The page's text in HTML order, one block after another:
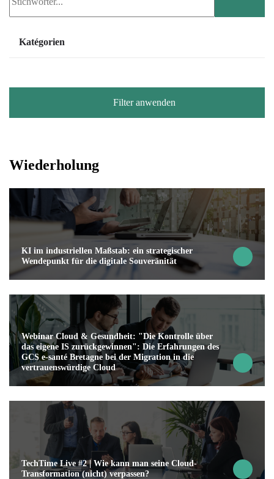
Katégorien
Filter anwenden
Wiederholung
KI im industriellen Maßstab: ein strategischer
Wendepunkt für die digitale Souveränität
Webinar Cloud & Gesundheit: "Die Kontrolle über
das eigene IS zurückgewinnen": Die Erfahrungen des
GCS e-santé Bretagne bei der Migration in die
vertrauenswürdige Cloud
TechTime Live #2 | Wie kann man seine Cloud-
Transformation (nicht) verpassen?